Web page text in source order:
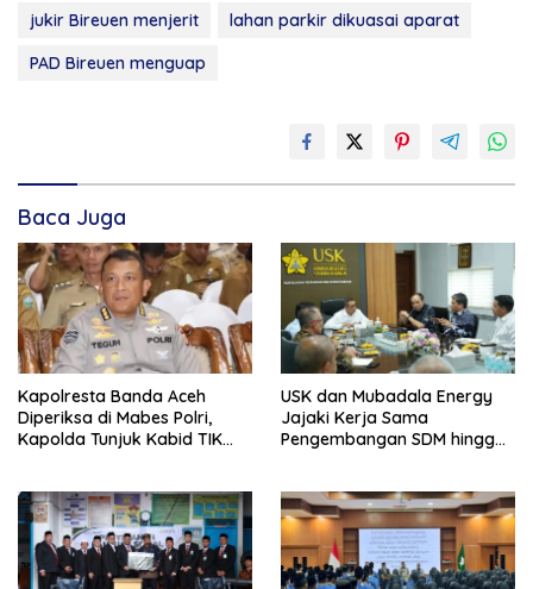
jukir Bireuen menjerit
lahan parkir dikuasai aparat
PAD Bireuen menguap
Baca Juga
Kapolresta Banda Aceh
Diperiksa di Mabes Polri,
Kapolda Tunjuk Kabid TIK
USK dan Mubadala Energy
Jajaki Kerja Sama
Pengembangan SDM hingga